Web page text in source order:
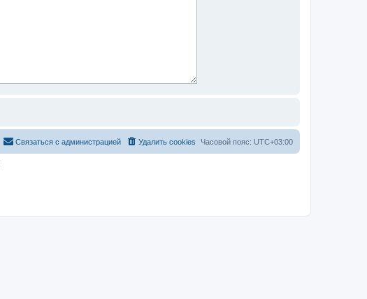
Часовой пояс: UTC+03:00
Удалить cookies
Связаться с администрацией